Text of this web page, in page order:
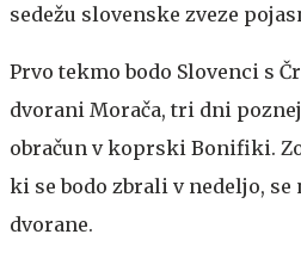
sedežu slovenske zveze
Prvo tekmo bodo Slovenci s
dvorani Morača, tri dni
obračun v koprski Bonifiki.
ki se bodo zbrali v nedeljo,
dvorane.